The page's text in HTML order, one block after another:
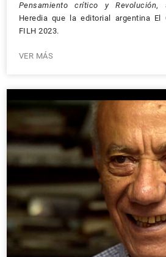
Pensamiento crítico y Revolución,
Heredia que la editorial argentina
FILH 2023.
VER MÁS